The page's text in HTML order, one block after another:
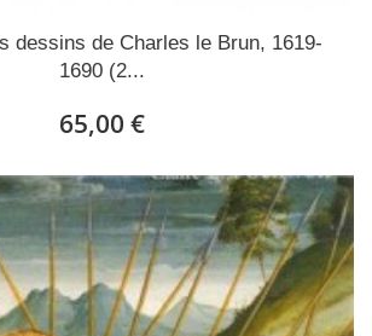
dessins de Charles le Brun, 1619-
1690 (2...
65,00 €